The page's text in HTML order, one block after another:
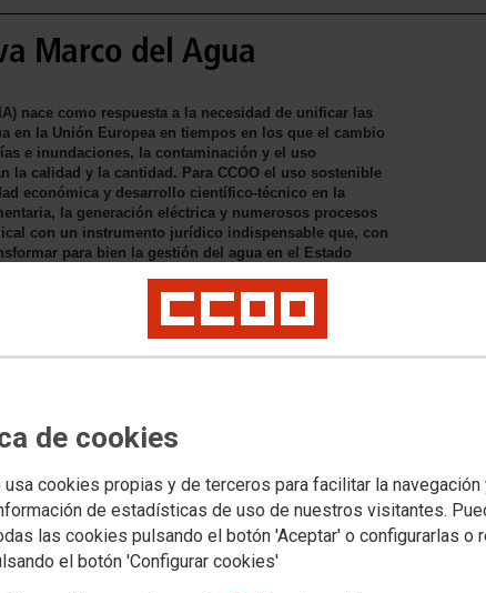
de cookies
cookies propias y de terceros para facilitar la navegación
de estadísticas de uso de nuestros visitantes.
las cookies pulsando el botón 'Aceptar' o configurarlas o
el botón 'Configurar cookies'
Marco del Agua
nace como respuesta a la necesidad de unificar las
en la Unión Europea en tiempos en los que el cambio
e inundaciones, la contaminación y el uso
la calidad y la cantidad. Para CCOO el uso sostenible
económica y desarrollo científico-técnico en la
la generación eléctrica y numerosos procesos
con un instrumento jurídico indispensable que, con
para bien la gestión del agua en el Estado
de 2000.